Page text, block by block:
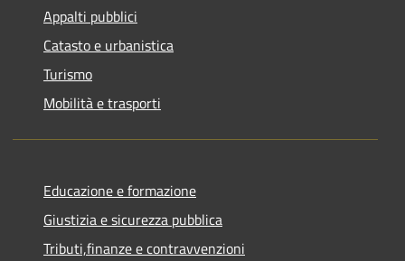
Appalti pubblici
Catasto e urbanistica
Turismo
Mobilità e trasporti
Educazione e formazione
Giustizia e sicurezza pubblica
Tributi,finanze e contravvenzioni